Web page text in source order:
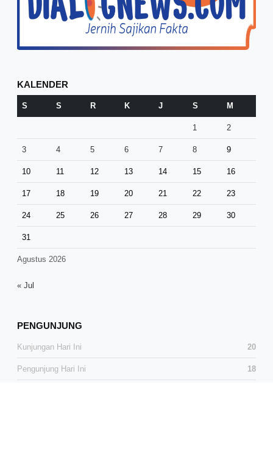
KALENDER
Agustus 2026
S S R K J S M
1 2
3 4 5 6 7 8 9
10 11 12 13 14 15 16
17 18 19 20 21 22 23
24 25 26 27 28 29 30
31
« Jul
PENGUNJUNG
Kunjungan Hari Ini 20
Pengunjung Hari Ini 18